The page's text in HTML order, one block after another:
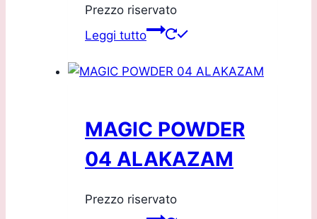
Prezzo riservato
Leggi tutto
MAGIC POWDER
04 ALAKAZAM
Prezzo riservato